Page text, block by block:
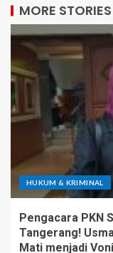
MORE STORIES
HUKUM & KRIMINAL
Pengacara PKN
Tangerang!
Mati menjadi